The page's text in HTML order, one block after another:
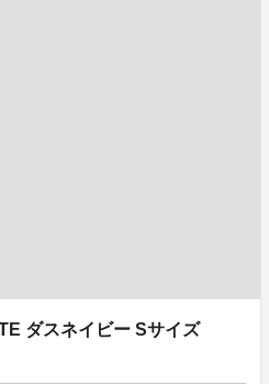
ダスネイビー Sサイズ